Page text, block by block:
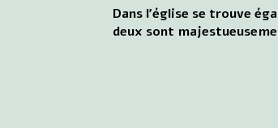
Dans l'église se trouve
deux sont